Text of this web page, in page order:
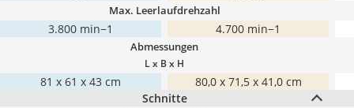
Max. Leerlaufdrehzahl
3.800 min−1 4.700 min−1
Abmessungen
L x B x H
81 x 61 x 43 cm
‎80,0 x 71,5 x 41,0 cm
Schnitte